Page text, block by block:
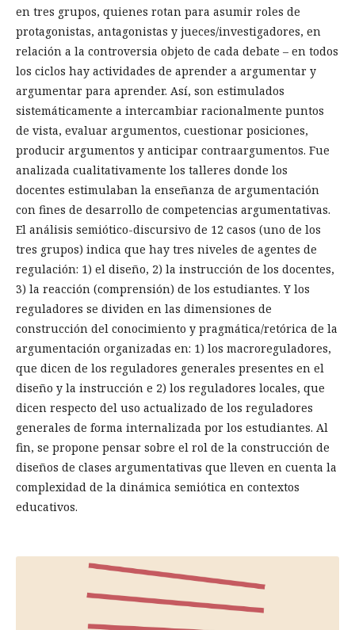
en tres grupos, quienes rotan para asumir roles de
protagonistas, antagonistas y jueces/investigadores, en
relación a la controversia objeto de cada debate – en todos
los ciclos hay actividades de aprender a argumentar y
argumentar para aprender. Así, son estimulados
sistemáticamente a intercambiar racionalmente puntos
de vista, evaluar argumentos, cuestionar posiciones,
producir argumentos y anticipar contraargumentos. Fue
analizada cualitativamente los talleres donde los
docentes estimulaban la enseñanza de argumentación
con fines de desarrollo de competencias argumentativas.
El análisis semiótico-discursivo de 12 casos (uno de los
tres grupos) indica que hay tres niveles de agentes de
regulación: 1) el diseño, 2) la instrucción de los docentes,
3) la reacción (comprensión) de los estudiantes. Y los
reguladores se dividen en las dimensiones de
construcción del conocimiento y pragmática/retórica de la
argumentación organizadas en: 1) los macroreguladores,
que dicen de los reguladores generales presentes en el
diseño y la instrucción e 2) los reguladores locales, que
dicen respecto del uso actualizado de los reguladores
generales de forma internalizada por los estudiantes. Al
fin, se propone pensar sobre el rol de la construcción de
diseños de clases argumentativas que lleven en cuenta la
complexidad de la dinámica semiótica en contextos
educativos.